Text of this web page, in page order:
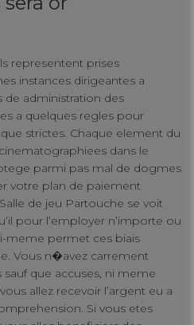
representent prises
instances dirigeantes a
administration des
a quelques regles pour
strictes. Chaque element du
dans le
parmi pas mal de dogmes
votre plan de paiement
de jeu Partouche se voit
pour l’employer n’importe ou
meme permet ces biais
Vous n�avez carrement
que accuses, ni meme
allez recevoir l’argent eu a
Si vous etes